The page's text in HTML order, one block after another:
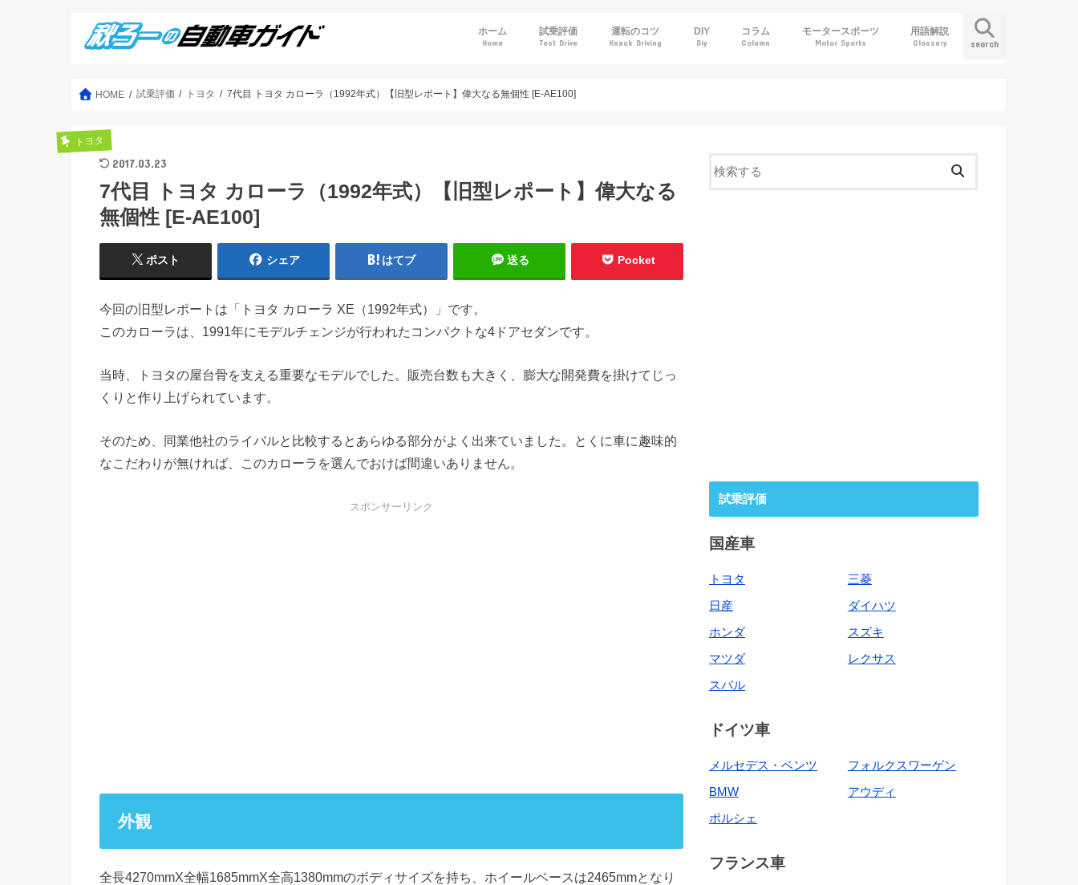
search
ホーム
Home
試乗評価
Test Drive
運転のコツ
Knack Driving
DIY
Diy
コラム
Column
モータースポーツ
Motor Sports
用語解説
Glossary
HOME 試乗評価 トヨタ 7代目 トヨタ カローラ（1992年式）【旧型レポート】偉大なる無個性 [E-AE100]
トヨタ
2017.03.23
7代目 トヨタ カローラ（1992年式）【旧型レポート】偉大なる
無個性 [E-AE100]
ポスト シェア はてブ 送る Pocket
今回の旧型レポートは「トヨタ カローラ XE（1992年式）」です。
このカローラは、1991年にモデルチェンジが行われたコンパクトな4ドアセダンです。
当時、トヨタの屋台骨を支える重要なモデルでした。販売台数も大きく、膨大な開発費を掛けてじっ
くりと作り上げられています。
そのため、同業他社のライバルと比較するとあらゆる部分がよく出来ていました。とくに車に趣味的
なこだわりが無ければ、このカローラを選んでおけば間違いありません。
スポンサーリンク
外観
全長4270mmX全幅1685mmX全高1380mmのボディサイズを持ち、ホイールベースは2465mmとなり
試乗評価
国産車
トヨタ
日産
ホンダ
マツダ
スバル
三菱
ダイハツ
スズキ
レクサス
ドイツ車
メルセデス・ベンツ
BMW
ポルシェ
フォルクスワーゲン
アウディ
フランス車